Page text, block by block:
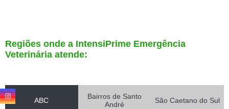
Regiões onde a IntensiPrime Emergência
Veterinária atende:
ABC
Bairros de Santo
André
São Caetano do Sul